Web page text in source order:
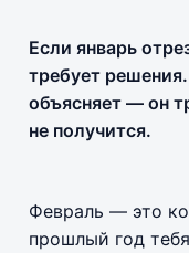
Если январь
требует
объясняет — он
не получится.
Февраль — это
прошлый год